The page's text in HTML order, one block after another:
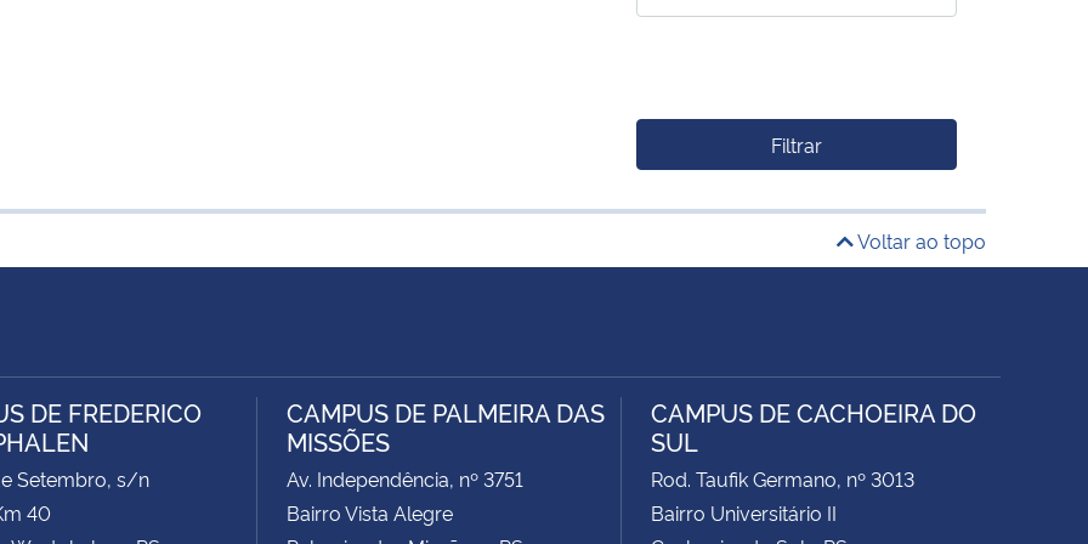
Filtrar
Voltar ao topo
DE FREDERICO
Setembro, s/n
40
CAMPUS DE PALMEIRA DAS
MISSÕES
Av. Independência, nº 3751
Bairro Vista Alegre
CAMPUS DE CACHOEIRA DO
SUL
Rod. Taufik Germano, nº 3013
Bairro Universitário II